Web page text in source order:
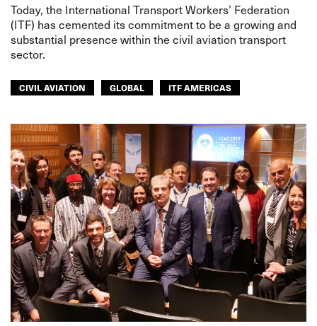
Today, the International Transport Workers’ Federation
(ITF) has cemented its commitment to be a growing and
substantial presence within the civil aviation transport
sector.
CIVIL AVIATION GLOBAL ITF AMERICAS